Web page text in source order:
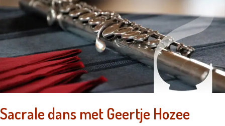
Sacrale dans met Geertje Hozee